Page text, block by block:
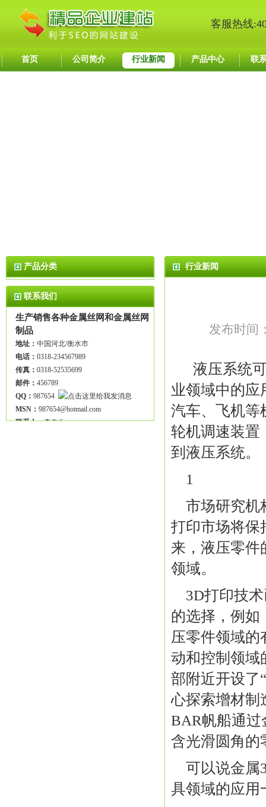
客服热线
首页 公司简介 行业新闻 产品中心 联
产品分类
联系我们
生产销售各种金属丝网和金属丝网
制品
地址： 中国河北/衡水市
电话： 0318-234567989
传真： 0318-52535699
邮件： 456789
QQ： 987654
MSN： 987654@hotmail.com
联系人：李先生
行业新闻
发布时间
液压系统
业领域中的应
汽车、飞机等
轮机调速装置
到液压系统。
1
市场研究机
打印市场将保
来，液压零件
领域。
3D打印技
的选择，例如
压零件领域的
动和控制领域
部附近开设了
心探索增材制
BAR帆船通过
含光滑圆角的
可以说金属
具领域的应用